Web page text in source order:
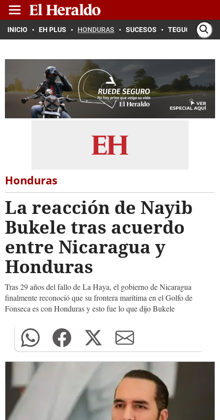
INICIO EH PLUS HONDURAS SUCESOS TEGUCIGALPA
Honduras
La reacción de Nayib
Bukele tras acuerdo
entre Nicaragua y
Honduras
Tras 29 años del fallo de La Haya, el gobierno de Nicaragua
finalmente reconoció que su frontera marítima en el Golfo de
Fonseca es con Honduras y esto fue lo que dijo Bukele